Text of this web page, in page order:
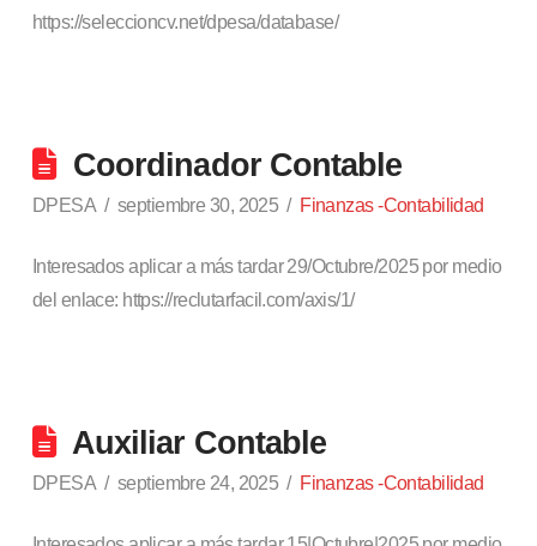
https://seleccioncv.net/dpesa/database/
Coordinador Contable
DPESA septiembre 30, 2025 Finanzas -Contabilidad
Interesados aplicar a más tardar 29/Octubre/2025 por medio
del enlace: https://reclutarfacil.com/axis/1/
Auxiliar Contable
DPESA septiembre 24, 2025 Finanzas -Contabilidad